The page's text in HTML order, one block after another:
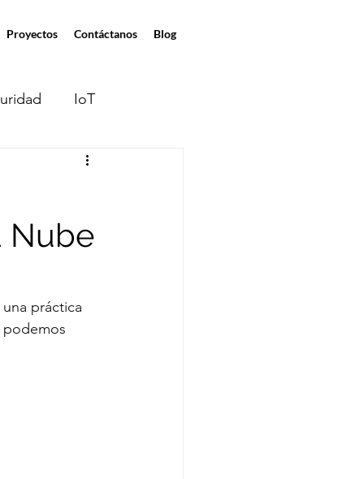
Proyectos Contáctanos Blog
IoT
de IA
Nube
práctica
podemos